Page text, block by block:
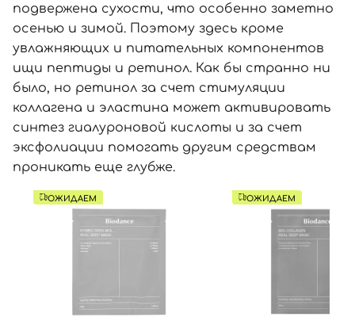
подвержена сухости, что особенно заметно
осенью и зимой. Поэтому здесь кроме
увлажняющих и питательных компонентов
ищи пептиды и ретинол. Как бы странно ни
было, но ретинол за счет стимуляции
коллагена и эластина может активировать
синтез гиалуроновой кислоты и за счет
эксфолиации помогать другим средствам
проникать еще глубже.
ОЖИДАЕМ ОЖИДАЕМ
Отправляя форму для авторизации/регистрации, вы
принимаете условияПользовательские соглашения
Далее
Войти с помощью e-mail